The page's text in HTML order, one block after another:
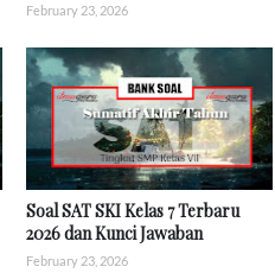
February 23, 2026
Soal SAT SKI Kelas 7 Terbaru
2026 dan Kunci Jawaban
February 23, 2026